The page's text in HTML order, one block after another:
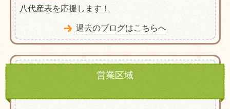
八代産表を応援します！
過去のブログはこちらへ
営業区域